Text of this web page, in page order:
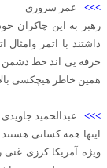
>>> عمر سروری
رهبر به این چاکران
داشتند با اتمر
حرفه یی اند خط دشمن
همین خاطر هیچکسی
>>> عبدالحمید جاویدی
اینها همه کسانی
ویژه آمریکا کرزی